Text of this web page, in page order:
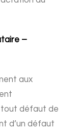
–
aux
tout défaut de
d’un défaut